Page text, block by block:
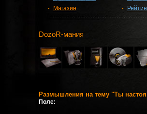
Магазин
DozoR-мания
Размышления на тему "Ты
Поле: